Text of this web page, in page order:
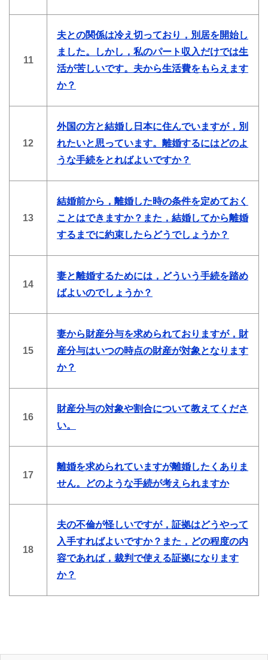
11
夫との関係は冷え切っており，別居を開始し
ました。しかし，私のパート収入だけでは生
活が苦しいです。夫から生活費をもらえます
か？
12
外国の方と結婚し日本に住んでいますが，別
れたいと思っています。離婚するにはどのよ
うな手続をとればよいですか？
13
結婚前から，離婚した時の条件を定めておく
ことはできますか？また，結婚してから離婚
するまでに約束したらどうでしょうか？
14
妻と離婚するためには，どういう手続を踏め
ばよいのでしょうか？
15
妻から財産分与を求められておりますが，財
産分与はいつの時点の財産が対象となります
か？
16
財産分与の対象や割合について教えてくださ
い。
17
離婚を求められていますが離婚したくありま
せん。どのような手続が考えられますか
18
夫の不倫が怪しいですが，証拠はどうやって
入手すればよいですか？また，どの程度の内
容であれば，裁判で使える証拠になります
か？